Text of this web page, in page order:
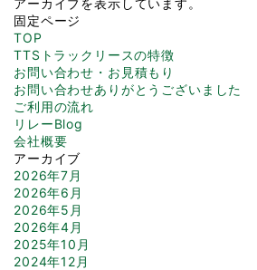
アーカイブを表示しています。
固定ページ
TOP
TTSトラックリースの特徴
お問い合わせ・お見積もり
お問い合わせありがとうございました
ご利用の流れ
リレーBlog
会社概要
アーカイブ
2026年7月
2026年6月
2026年5月
2026年4月
2025年10月
2024年12月